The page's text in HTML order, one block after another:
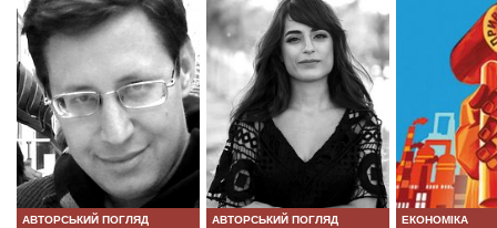
АВТОРСЬКИЙ ПОГЛЯД АВТОРСЬКИЙ ПОГЛЯД ЕКОНОМІКА